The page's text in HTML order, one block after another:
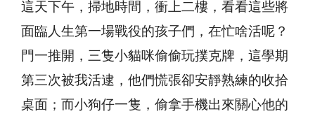
這天下午，掃地時間，衝上二樓，看看這些將
面臨人生第一場戰役的孩子們，在忙啥活呢？
門一推開，三隻小貓咪偷偷玩撲克牌，這學期
第三次被我活逮，他們慌張卻安靜熟練的收拾
桌面；而小狗仔一隻，偷拿手機出來關心他的